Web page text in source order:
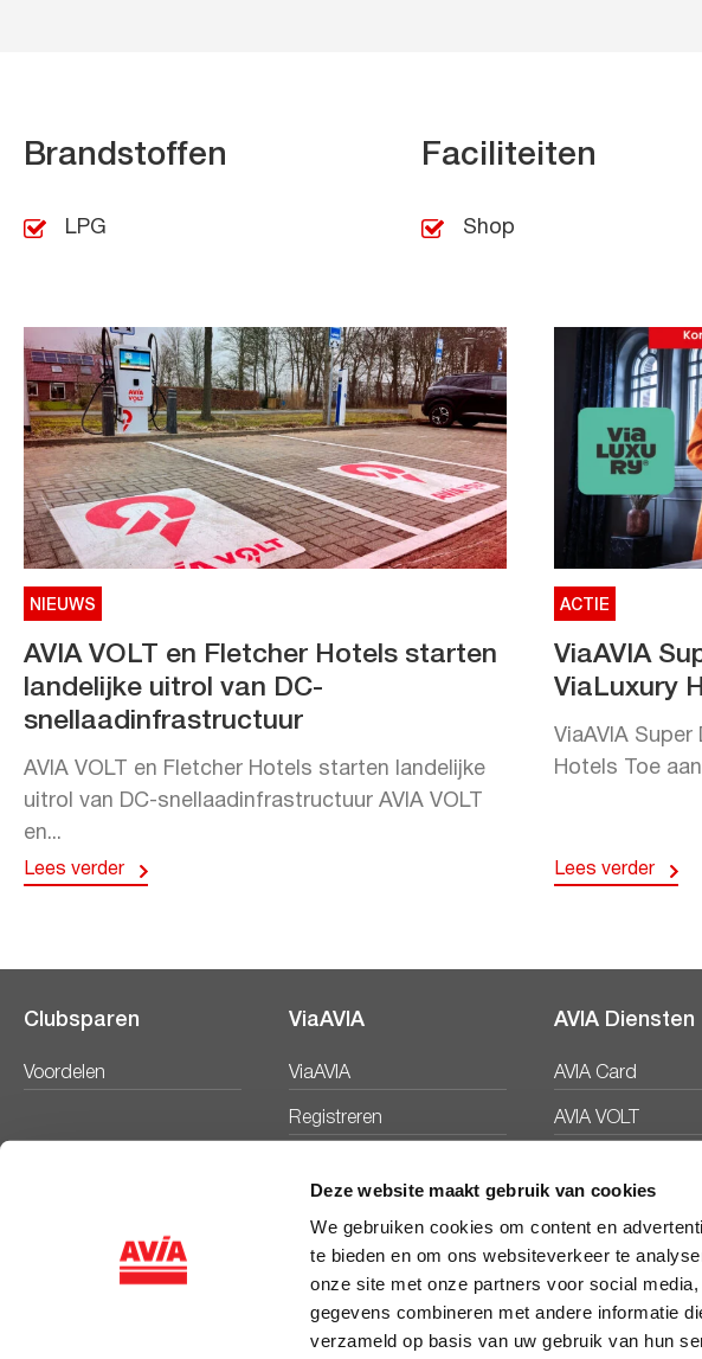
Deze website maakt gebruik van cookies
We gebruiken cookies om content en
te bieden en om ons websiteverkeer te
onze site met onze partners voor social
gegevens combineren met andere informatie
verzameld op basis van uw gebruik van hun
Brandstoffen
LPG
Faciliteiten
Shop
NIEUWS
AVIA VOLT en Fletcher Hotels starten
landelijke uitrol van DC-
snellaadinfrastructuur
AVIA VOLT en Fletcher Hotels starten landelijke
uitrol van DC-snellaadinfrastructuur AVIA VOLT
en...
Lees verder
ACTIE
ViaAVIA
ViaLuxury
ViaAVIA
Hotels Toe
Lees verder
Clubsparen
Voordelen
ViaAVIA
ViaAVIA
Registreren
AVIA Diensten
AVIA Card
AVIA VOLT